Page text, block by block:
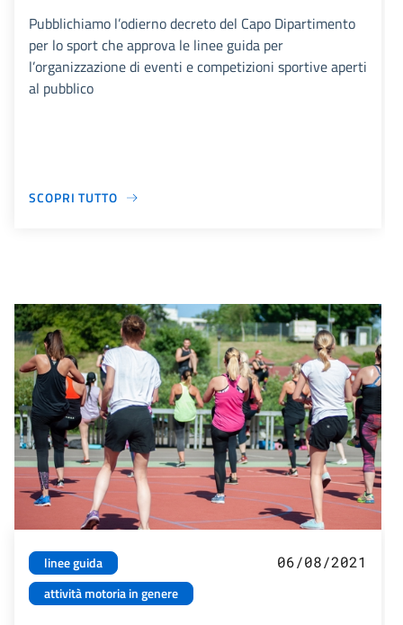
Pubblichiamo l’odierno decreto del Capo Dipartimento
per lo sport che approva le linee guida per
l’organizzazione di eventi e competizioni sportive aperti
al pubblico
SCOPRI TUTTO
linee guida
attività motoria in genere
06/08/2021